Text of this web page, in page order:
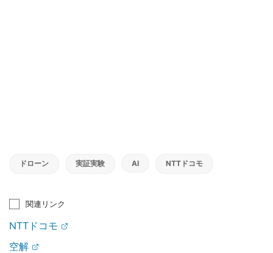
ドローン 実証実験 AI NTTドコモ
関連リンク
NTTドコモ
空解